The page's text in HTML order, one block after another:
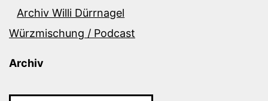
Archiv Willi Dürrnagel
Würzmischung / Podcast
Archiv